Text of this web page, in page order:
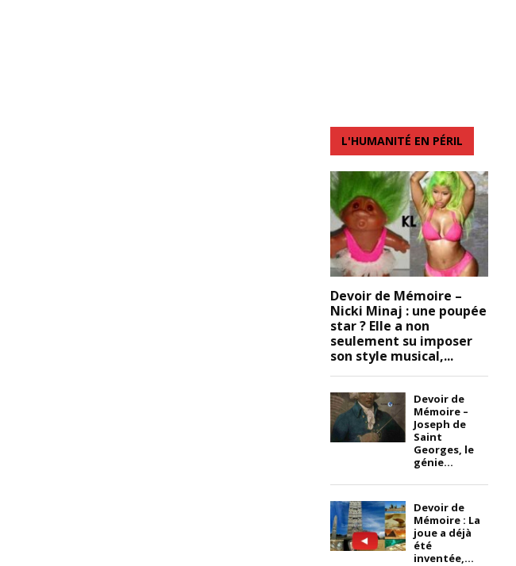
L'HUMANITÉ EN PÉRIL
Devoir de Mémoire –
Nicki Minaj : une poupée
star ? Elle a non
seulement su imposer
son style musical,...
Devoir de
Mémoire –
Joseph de
Saint
Georges, le
génie...
Devoir de
Mémoire : La
joue a déjà
été
inventée,...